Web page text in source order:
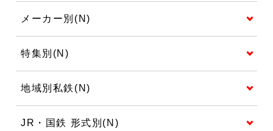
メーカー別(N)
特集別(N)
地域別私鉄(N)
JR・国鉄 形式別(N)